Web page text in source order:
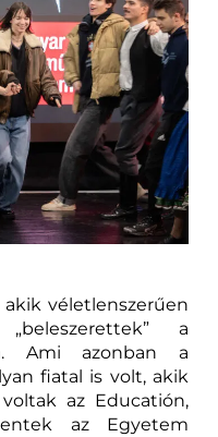
véletlenszerűen
a
Ami azonban a
fiatal is volt, akik
az Educatión,
az Egyetem